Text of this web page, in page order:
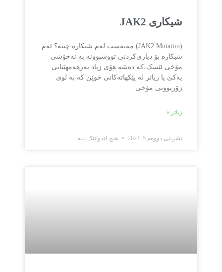
شیکاری JAK2
(JAK2 Mutatim) مەبەست لەم شیکارە چییە؟ ئەم
شیکارە بۆ دیاری‌کردنی تووشبوونە بە نەخۆشی
مۆخی ئێسک،کە دەبێتە هۆی زیاد بەرهەمهێنانی
یەکێ یا زیاتر لە پێکهاتەکانی خوێن کە بە لوی
زۆربوونی مۆخی
زیاتر »
تشرینی دووەم 5, 2024 هیچ لێدوانێک نییە